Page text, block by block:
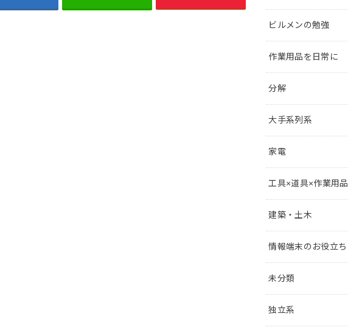
ビルメンの勉強
作業用品を日常に
分解
大手系列系
家電
工具×道具×作業用品
建築・土木
情報端末のお役立ち
未分類
独立系